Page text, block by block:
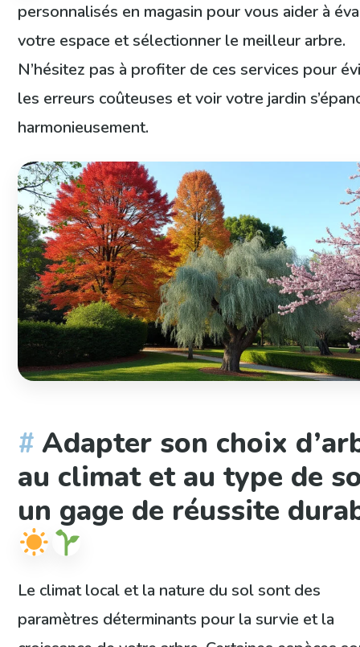
personnalisés en magasin pour vous aider à
votre espace et sélectionner le meilleur arbre.
N’hésitez pas à profiter de ces services pour
les erreurs coûteuses et voir votre jardin
harmonieusement.
Adapter son choix
au climat et au type de
un gage de réussite
Le climat local et la nature du sol sont des
paramètres déterminants pour la survie et la